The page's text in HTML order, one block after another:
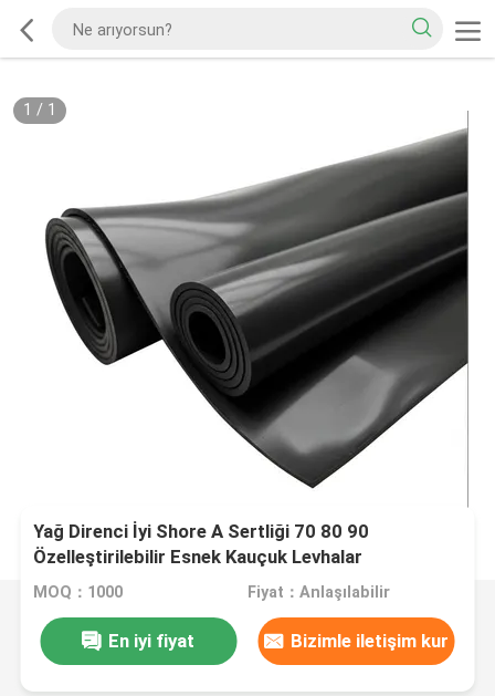
1 / 1
Yağ Direnci İyi Shore A Sertliği 70 80 90
Özelleştirilebilir Esnek Kauçuk Levhalar
Sızdırmazlık ve Conta Çözümleri İçin İdeal
MOQ：1000 Fiyat：Anlaşılabilir
En iyi fiyat Bizimle iletişim kur